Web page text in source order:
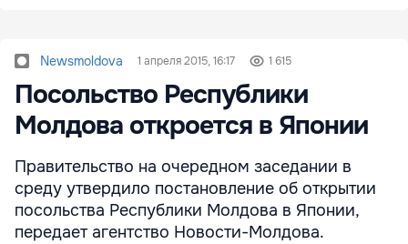
Newsmoldova 1 апреля 2015, 16:17 1 615
Посольство Республики
Молдова откроется в Японии
Правительство на очередном заседании в
среду утвердило постановление об открытии
посольства Республики Молдова в Японии,
передает агентство Новости-Молдова.